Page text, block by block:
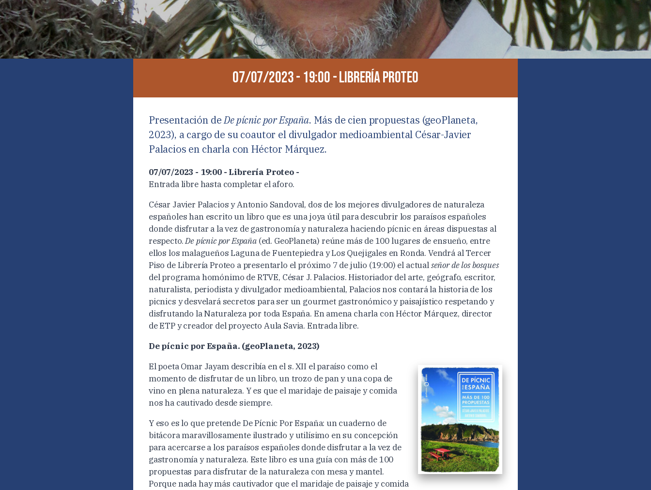
07/07/2023 - 19:00 - Librería Proteo
Presentación deDe pícnic por España. Más de cien propuestas (geoPlaneta,
2023), a cargo de su coautor el divulgador medioambiental César-Javier
Palacios en charla con Héctor Márquez.
07/07/2023 - 19:00 - Librería Proteo -
Entrada libre hasta completar el aforo.
César Javier Palacios y Antonio Sandoval, dos de los mejores divulgadores de naturaleza
españoles han escrito un libro que es una joya útil para descubrir los paraísos españoles
donde disfrutar a la vez de gastronomía y naturaleza haciendo pícnic en áreas dispuestas al
respecto.De pícnic por España(ed. GeoPlaneta) reúne más de 100 lugares de ensueño, entre
ellos los malagueños Laguna de Fuentepiedra y Los Quejigales en Ronda. Vendrá al Tercer
Piso de Librería Proteo a presentarlo el próximo 7 de julio (19:00) el actualseñor de los bosques
del programa homónimo de RTVE, César J. Palacios. Historiador del arte, geógrafo, escritor,
naturalista, periodista y divulgador medioambiental, Palacios nos contará la historia de los
picnics y desvelará secretos para ser un gourmet gastronómico y paisajístico respetando y
disfrutando la Naturaleza por toda España. En amena charla con Héctor Márquez, director
de ETP y creador del proyecto Aula Savia. Entrada libre.
De pícnic por España. (geoPlaneta, 2023)
El poeta Omar Jayam describía en el s. XII el paraíso como el
momento de disfrutar de un libro, un trozo de pan y una copa de
vino en plena naturaleza. Y es que el maridaje de paisaje y comida
nos ha cautivado desde siempre.
Y eso es lo que pretende De Pícnic Por España: un cuaderno de
bitácora maravillosamente ilustrado y utilísimo en su concepción
para acercarse a los paraísos españoles donde disfrutar a la vez de
gastronomía y naturaleza. Este libro es una guía con más de 100
propuestas para disfrutar de la naturaleza con mesa y mantel.
Porque nada hay más cautivador que el maridaje de paisaje y comida